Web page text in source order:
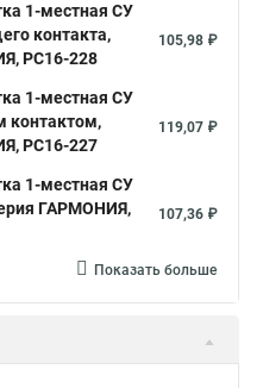
1-местная СУ
контакта,
РС16-228
105,98 ₽
1-местная СУ
контактом,
РС16-227
119,07 ₽
1-местная СУ
ГАРМОНИЯ,
107,36 ₽
Показать больше